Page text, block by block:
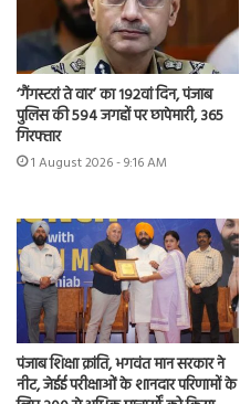
‘गैंगस्टरां ते वार’ का 192वां दिन, पंजाब
पुलिस की 594 जगहों पर छापेमारी, 365
गिरफ्तार
1 August 2026 - 9:16 AM
पंजाब शिक्षा क्रांति, भगवंत मान सरकार ने
नीट, जेईई परीक्षाओं के शानदार परिणामों के